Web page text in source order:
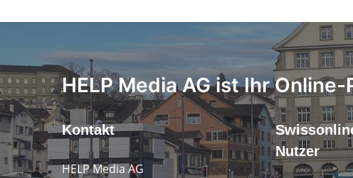
HELP Media AG ist Ihr
Kontakt
HELP Media AG
Nutzer